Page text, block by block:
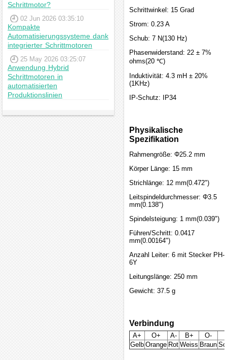
Schrittmotor?
02 Jun 2026 03:35:10
Kompakte
Automatisierungssysteme dank
integrierter Schrittmotoren
25 May 2026 03:25:07
Anwendung Hybrid
Schrittmotoren in
automatisierten
Produktionslinien
Schrittwinkel: 15 Grad
Strom: 0.23 A
Schub: 7 N(130 Hz)
Phasenwiderstand: 22 ± 7%
ohms(20 ℃)
Induktivität: 4.3 mH ± 20%
(1KHz)
IP-Schutz: IP34
Physikalische
Spezifikation
Rahmengröße: Φ25.2 mm
Körper Länge: 15 mm
Strichlänge: 12 mm(0.472")
Leitspindeldurchmesser: Φ3.5
mm(0.138")
Spindelsteigung: 1 mm(0.039")
Führen/Schritt: 0.0417
mm(0.00164")
Anzahl Leiter: 6 mit Stecker PH-
6Y
Leitungslänge: 250 mm
Gewicht: 37.5 g
Verbindung
A+ O+ A- B+
O-
Gelb Orange Rot Weiss Braun